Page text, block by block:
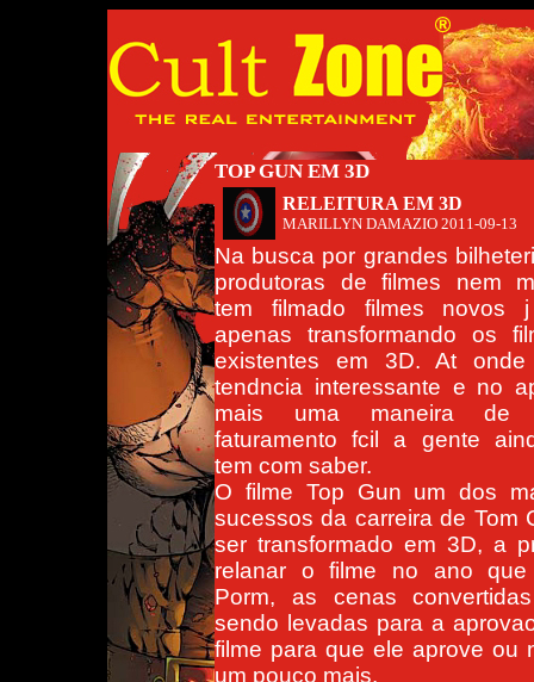
TOP GUN EM 3D
RELEITURA EM 3D
MARILLYN DAMAZIO 2011-09-13
Na busca por grandes
produtoras de filmes nem
tem filmado filmes novos
apenas transformando os
existentes em 3D. At onde
tendncia interessante e no
mais uma maneira de
faturamento fcil a gente
tem com saber.
O filme Top Gun um dos
sucessos da carreira de Tom
ser transformado em 3D, a
relanar o filme no ano que
Porm, as cenas
sendo levadas para a
filme para que ele aprove ou
um pouco mais.